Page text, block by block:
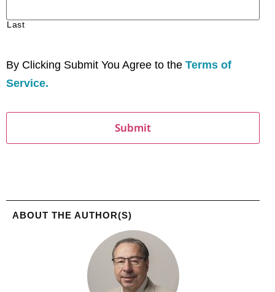
Last
By Clicking Submit You Agree to the Terms of
Service.
ABOUT THE AUTHOR(S)